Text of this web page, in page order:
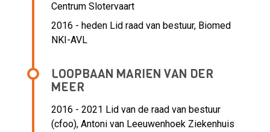
Centrum Slotervaart
2016 - heden Lid raad van bestuur, Biomed
NKI-AVL
LOOPBAAN MARIEN VAN DER
MEER
2016 - 2021 Lid van de raad van bestuur
(cfoo), Antoni van Leeuwenhoek Ziekenhuis